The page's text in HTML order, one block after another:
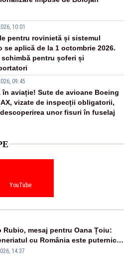
10:01
pentru rovinietă și sistemul
se aplică de la 1 octombrie 2026.
schimbă pentru șoferi și
09:45
în aviație! Sute de avioane Boeing
vizate de inspecții obligatorii,
unor fisuri în fuselaj
YouTube
Rubio, mesaj pentru Oana Țoiu:
cu România este puternic
14:37